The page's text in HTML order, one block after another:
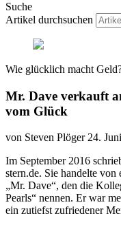
Suche
Artikel durchsuchen
Wie glücklich macht
Mr. Dave verkauft
vom Glück
von Steven Plöger 24.
Im September 2016
stern.de. Sie handelte
„Mr. Dave“, den die
Pearls“ nennen. Er war
ein zutiefst zufriedener